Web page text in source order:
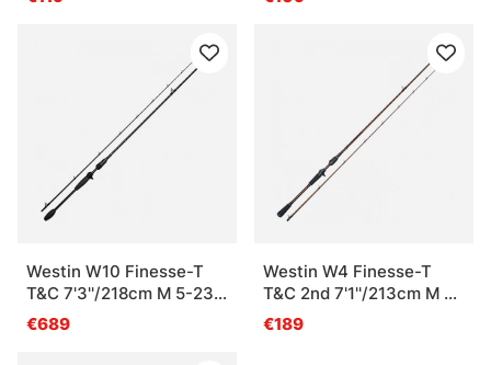
2sec
Westin W10 Finesse-T
T&C 7'3''/218cm M 5-23g
2sec
€689
Westin W4 Finesse-T
T&C 2nd 7'1''/213cm M 7-
21g 2sec
€189